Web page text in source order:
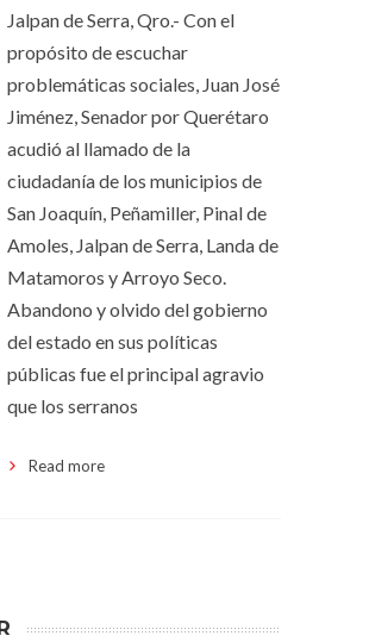
Jalpan de Serra, Qro.- Con el
propósito de escuchar
problemáticas sociales, Juan José
Jiménez, Senador por Querétaro
acudió al llamado de la
ciudadanía de los municipios de
San Joaquín, Peñamiller, Pinal de
Amoles, Jalpan de Serra, Landa de
Matamoros y Arroyo Seco.
Abandono y olvido del gobierno
del estado en sus políticas
públicas fue el principal agravio
que los serranos
Read more